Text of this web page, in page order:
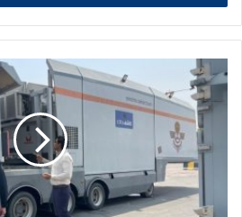
«الجمارك»
دربت
كوادرها
تشغيل
الباليتات